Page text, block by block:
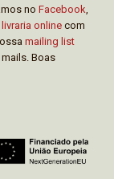
no Facebook
livraria online com
mailing list
Boas